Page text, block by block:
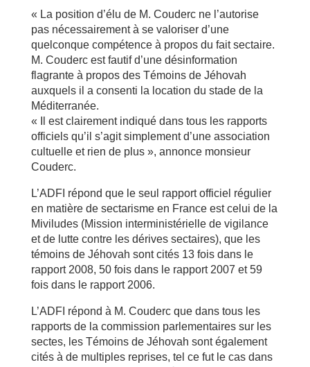
« La position d’élu de M. Couderc ne l’autorise
pas nécessairement à se valoriser d’une
quelconque compétence à propos du fait sectaire.
M. Couderc est fautif d’une désinformation
flagrante à propos des Témoins de Jéhovah
auxquels il a consenti la location du stade de la
Méditerranée.
« Il est clairement indiqué dans tous les rapports
officiels qu’il s’agit simplement d’une association
cultuelle et rien de plus », annonce monsieur
Couderc.
L’ADFI répond que le seul rapport officiel régulier
en matière de sectarisme en France est celui de la
Miviludes (Mission interministérielle de vigilance
et de lutte contre les dérives sectaires), que les
témoins de Jéhovah sont cités 13 fois dans le
rapport 2008, 50 fois dans le rapport 2007 et 59
fois dans le rapport 2006.
L’ADFI répond à M. Couderc que dans tous les
rapports de la commission parlementaires sur les
sectes, les Témoins de Jéhovah sont également
cités à de multiples reprises, tel ce fut le cas dans